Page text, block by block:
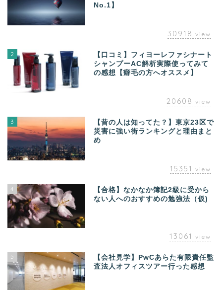
No.1】
30918 view
2
【口コミ】フィヨーレファシナート
シャンプーAC解析実際使ってみて
の感想【癖毛の方へオススメ】
20608 view
3
【昔の人は知ってた？】東京23区で
災害に強い街ランキングと理由まと
め
15351 view
4
【合格】なかなか簿記2級に受から
ない人へのおすすめの勉強法（仮)
13061 view
5
【会社見学】PwCあらた有限責任監
査法人オフィスツアー行った感想